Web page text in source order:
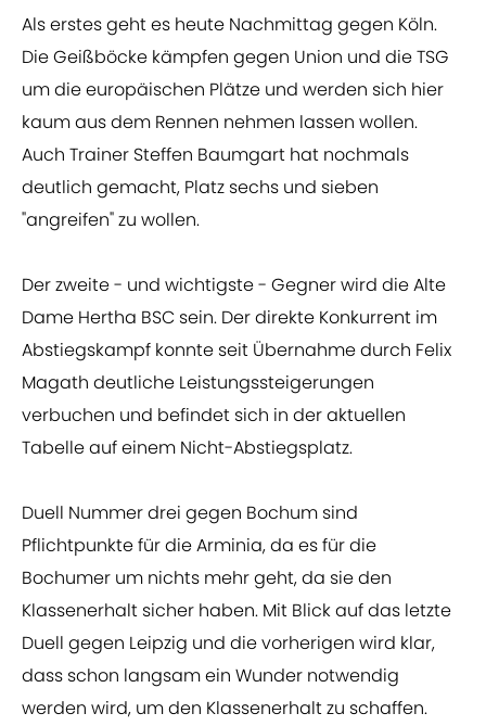
Als erstes geht es heute Nachmittag gegen Köln.
Die Geißböcke kämpfen gegen Union und die TSG
um die europäischen Plätze und werden sich hier
kaum aus dem Rennen nehmen lassen wollen.
Auch Trainer Steffen Baumgart hat nochmals
deutlich gemacht, Platz sechs und sieben
"angreifen" zu wollen.
Der zweite - und wichtigste - Gegner wird die Alte
Dame Hertha BSC sein. Der direkte Konkurrent im
Abstiegskampf konnte seit Übernahme durch Felix
Magath deutliche Leistungssteigerungen
verbuchen und befindet sich in der aktuellen
Tabelle auf einem Nicht-Abstiegsplatz.
Duell Nummer drei gegen Bochum sind
Pflichtpunkte für die Arminia, da es für die
Bochumer um nichts mehr geht, da sie den
Klassenerhalt sicher haben. Mit Blick auf das letzte
Duell gegen Leipzig und die vorherigen wird klar,
dass schon langsam ein Wunder notwendig
werden wird, um den Klassenerhalt zu schaffen.